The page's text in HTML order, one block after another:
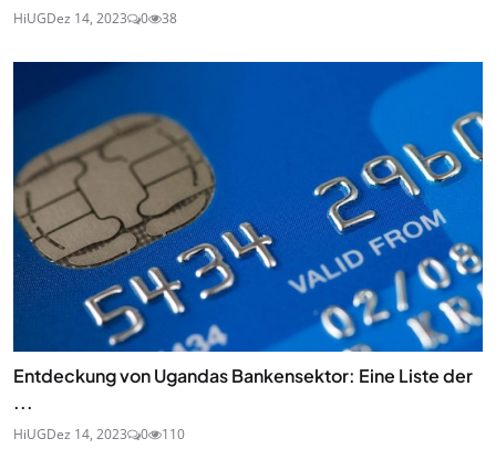
HiUGDez 14, 2023 0 38
Entdeckung von Ugandas Bankensektor: Eine Liste der
...
HiUGDez 14, 2023 0 110